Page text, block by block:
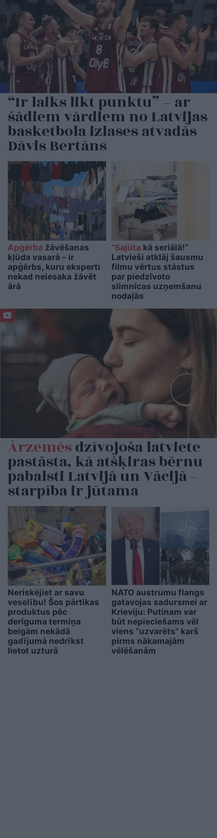
“Ir laiks likt punktu” – ar
šādiem vārdiem no Latvijas
basketbola izlases atvadās
Dāvis Bertāns
Apģērba žāvēšanas
kļūda vasarā – ir
apģērbs, kuru eksperti
nekad neiesaka žāvēt
ārā
“Sajūta kā seriālā!”
Latvieši atklāj šausmu
filmu vērtus stāstus
par piedzīvoto
slimnīcas uzņemšanu
nodaļās
Ārzemēsdzīvojoša latviete
pastāsta, kā atšķiras bērnu
pabalsti Latvijā un Vācijā –
starpība ir jūtama
Neriskējiet ar savu
veselību! Šos pārtikas
produktus pēc
derīguma termiņa
beigām nekādā
gadījumā nedrīkst
lietot uzturā
NATO austrumu flangs
gatavojas sadursmei ar
Krieviju: Putinam var
būt nepieciešams vēl
viens “uzvarēts” karš
pirms nākamajām
vēlēšanām